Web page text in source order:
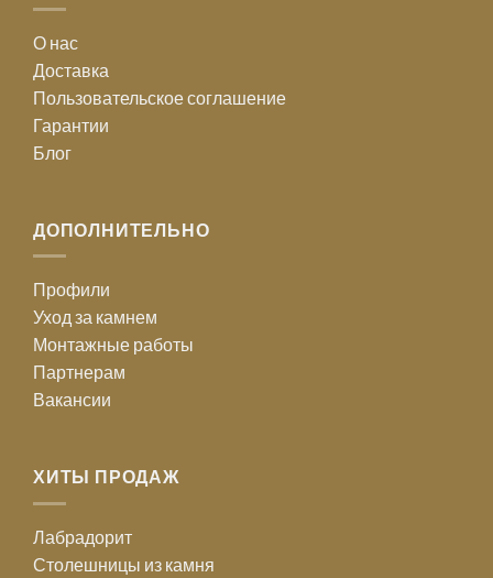
О нас
Доставка
Пользовательское соглашение
Гарантии
Блог
ДОПОЛНИТЕЛЬНО
Профили
Уход за камнем
Монтажные работы
Партнерам
Вакансии
ХИТЫ ПРОДАЖ
Лабрадорит
Столешницы из камня